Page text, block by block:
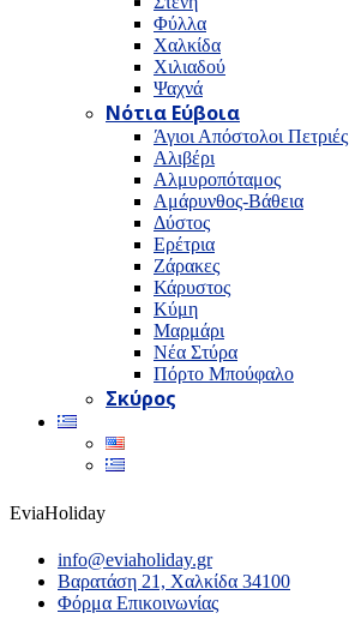
Φύλλα
Χαλκίδα
Χιλιαδού
Ψαχνά
Νότια Εύβοια
Άγιοι Απόστολοι Πετριές
Αλιβέρι
Αλμυροπόταμος
Αμάρυνθος-Βάθεια
Δύστος
Ερέτρια
Ζάρακες
Κάρυστος
Κύμη
Μαρμάρι
Νέα Στύρα
Πόρτο Μπούφαλο
Σκύρος
EviaHoliday
info@eviaholiday.gr
Βαρατάση 21, Χαλκίδα 34100
Φόρμα Επικοινωνίας